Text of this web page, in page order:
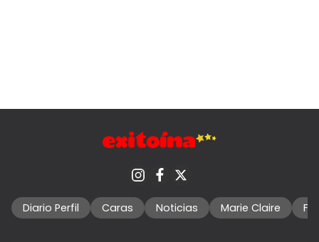
Diario Perfil Caras Noticias Marie Claire